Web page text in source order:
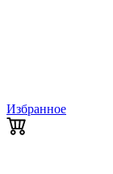
Избранное